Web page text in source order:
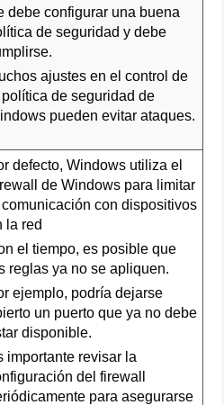
debe configurar una buena
de seguridad y debe
ajustes en el control de
política de seguridad de
pueden evitar ataques.
defecto, Windows utiliza el
de Windows para limitar
comunicación con dispositivos
la red
el tiempo, es posible que
reglas ya no se apliquen.
ejemplo, podría dejarse
un puerto que ya no debe
disponible.
importante revisar la
del firewall
para asegurarse